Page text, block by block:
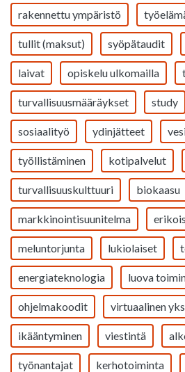
rakennettu ympäristö
tullit (maksut) syöpätaudit
laivat opiskelu ulkomailla
turvallisuusmääräykset study
sosiaalityö ydinjätteet
työllistäminen kotipalvelut
turvallisuuskulttuuri biokaasu
markkinointisuunitelma
meluntorjunta lukiolaiset
energiateknologia luova
ohjelmakoodit virtuaalinen
ikääntyminen viestintä
työnantajat kerhotoiminta